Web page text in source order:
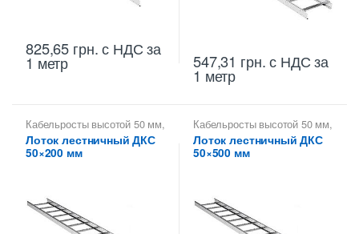
825,65 грн.с НДС за
1 метр 547,31 грн.с НДС за
1 метр
Кабельросты высотой 50 мм,
Лотки лестничные ДКС,
Металлические огнеупорные
лотки
Лоток лестничный ДКС
50×200 мм
Кабельросты высотой 50 мм,
Лотки лестничные ДКС,
Металлические огнеупорные
лотки
Лоток лестничный ДКС
50×500 мм